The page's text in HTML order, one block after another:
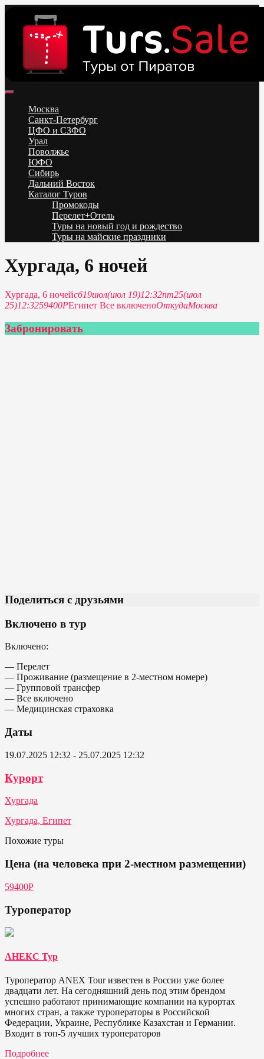
content
Низкие цены на путевки 3-7-10 ночей все включено, отдых на
море. Распродажа экскурсионных и горнолыжных туров.
Обновление каждый день. Официальный сайт Тур Сейл
Москва
Санкт-Петербург
ЦФО и СЗФО
Урал
Поволжье
ЮФО
Сибирь
Дальний Восток
Каталог Туров
Промокоды
Перелет+Отель
Туры на новый год и рождество
Туры на майские праздники
Хургада, 6 ночей
Хургада, 6 ночейсб19июл(июл 19)12:32пт25(июл
25)12:3259400PЕгипет Все включеноОткудаМосква
Забронировать
Поделиться с друзьями
Включено в тур
Включено:
— Перелет
— Проживание (размещение в 2-местном номере)
— Групповой трансфер
— Все включено
— Медицинская страховка
Даты
19.07.2025 12:32 - 25.07.2025 12:32
Курорт
Хургада
Хургада, Египет
Похожие туры
Цена (на человека при 2-местном размещении)
59400P
Туроператор
АНЕКС Тур
Туроператор ANEX Tour известен в России уже более
двадцати лет. На сегодняшний день под этим брендом
успешно работают принимающие компании на курортах
многих стран, а также туроператоры в Российской
Федерации, Украине, Республике Казахстан и Германии.
Входит в топ-5 лучших туроператоров
Подробнее